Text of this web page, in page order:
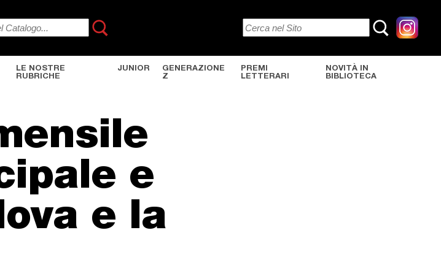
LE NOSTRE
RUBRICHE
JUNIOR
GENERAZIONE
Z
PREMI
LETTERARI
NOVITÀ IN
BIBLIOTECA
e
e la